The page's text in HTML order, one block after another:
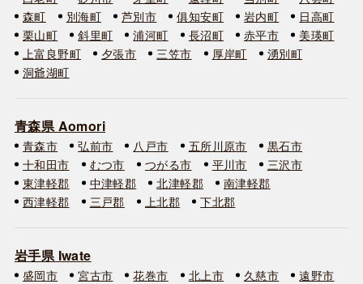
森町
別海町 芦別市 俱知安町 岩内町
日高町
栗山町
斜里町 浦河町 長沼町 赤平市
美瑛町
上富良野町
夕張市 三笠市 厚岸町
湧別町
洞爺湖町
青森県 Aomori
青森市 弘前市 八戸市 五所川原市
黒石市
十和田市
むつ市 つがる市 平川市
三沢市
東津軽郡
中津軽郡 北津軽郡
南津軽郡
西津軽郡
三戸郡 上北郡 下北郡
岩手県 Iwate
盛岡市 宮古市 花巻市 北上市 久慈市
遠野市